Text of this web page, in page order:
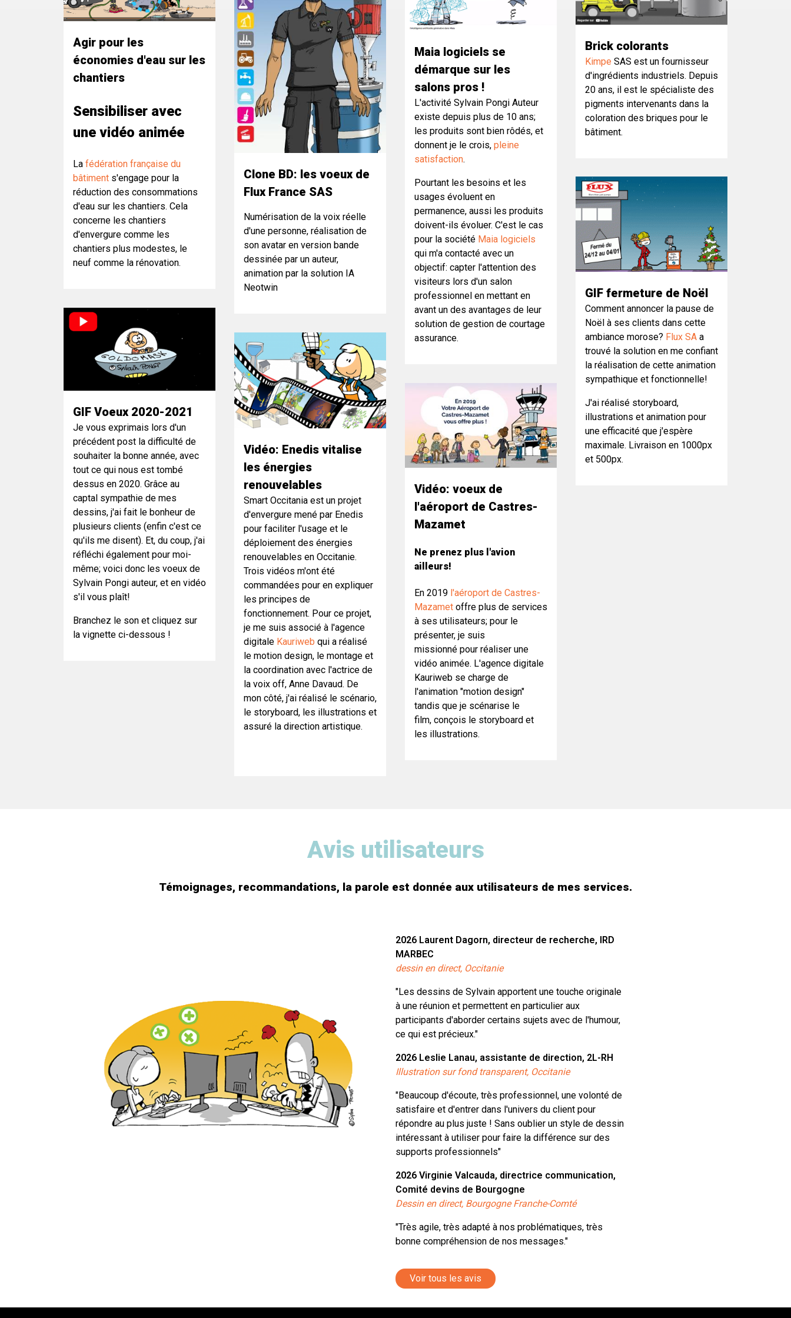
Agir pour les
économies d'eau sur les
chantiers
Sensibiliser avec
une vidéo animée
La fédération française du
bâtiments'engage pour la
réduction des consommations
d'eau sur les chantiers. Cela
concerne les chantiers
d'envergure comme les
chantiers plus modestes, le
neuf comme la rénovation.
Clone BD: les voeux de
Flux France SAS
Numérisation de la voix réelle
d'une personne, réalisation de
son avatar en version bande
dessinée par un auteur,
animation par la solution IA
Neotwin
Maia logiciels se
démarque sur les
salons pros !
L'activité Sylvain Pongi Auteur
existe depuis plus de 10 ans;
les produits sont bien rôdés, et
donnent je le crois, pleine
satisfaction.
Pourtant les besoins et les
usages évoluent en
permanence, aussi les produits
doivent-ils évoluer. C'est le cas
pour la société Maia logiciels
qui m'a contacté avec un
objectif: capter l'attention des
visiteurs lors d'un salon
professionnel en mettant en
avant un des avantages de leur
solution de gestion de courtage
assurance.
Brick colorants
Kimpe SAS est un fournisseur
d'ingrédients industriels. Depuis
20 ans, il est le spécialiste des
pigments intervenants dans la
coloration des briques pour le
bâtiment.
GIF fermeture de Noël
Comment annoncer la pause de
Noël à ses clients dans cette
ambiance morose? Flux SA a
trouvé la solution en me confiant
la réalisation de cette animation
sympathique et fonctionnelle!
J'ai réalisé storyboard,
illustrations et animation pour
une efficacité que j'espère
maximale. Livraison en 1000px
et 500px.
GIF Voeux 2020-2021
Je vous exprimais lors d'un
précédent post la difficulté de
souhaiter la bonne année, avec
tout ce qui nous est tombé
dessus en 2020. Grâce au
captal sympathie de mes
dessins, j'ai fait le bonheur de
plusieurs clients (enfin c'est ce
qu'ils me disent). Et, du coup, j'ai
réfléchi également pour moi-
même; voici donc les voeux de
Sylvain Pongi auteur, et en vidéo
s'il vous plaît!
Branchez le son et cliquez sur
la vignette ci-dessous !
Vidéo: Enedis vitalise
les énergies
renouvelables
Smart Occitania est un projet
d'envergure mené par Enedis
pour faciliter l'usage et le
déploiement des énergies
renouvelables en Occitanie.
Trois vidéos m'ont été
commandées pour en expliquer
les principes de
fonctionnement. Pour ce projet,
je me suis associé à l'agence
digitale Kauriweb qui a réalisé
le motion design, le montage et
la coordination avec l'actrice de
la voix off, Anne Davaud. De
mon côté, j'ai réalisé le scénario,
le storyboard, les illustrations et
assuré la direction artistique.
Vidéo: voeux de
l'aéroport de Castres-
Mazamet
Ne prenez plus l'avion
ailleurs!
En 2019 l'aéroport de Castres-
Mazametoffre plus de services
à ses utilisateurs; pour le
présenter, je suis
missionné pour réaliser une
vidéo animée. L'agence digitale
Kauriweb se charge de
l'animation "motion design"
tandis que je scénarise le
film, conçois le storyboard et
les illustrations.
Avis utilisateurs
Témoignages, recommandations, la parole est donnée aux utilisateurs de mes services.
2026 Laurent Dagorn, directeur de recherche, IRD
MARBEC
dessin en direct, Occitanie
"Les dessins de Sylvain apportent une touche originale
à une réunion et permettent en particulier aux
participants d'aborder certains sujets avec de l'humour,
ce qui est précieux."
2026 Leslie Lanau, assistante de direction, 2L-RH
Illustration sur fond transparent, Occitanie
"Beaucoup d'écoute, très professionnel, une volonté de
satisfaire et d'entrer dans l'univers du client pour
répondre au plus juste ! Sans oublier un style de dessin
intéressant à utiliser pour faire la différence sur des
supports professionnels"
2026 Virginie Valcauda, directrice communication,
Comité devins de Bourgogne
Dessin en direct, Bourgogne Franche-Comté
"Très agile, très adapté à nos problématiques, très
bonne compréhension de nos messages."
Voir tous les avis